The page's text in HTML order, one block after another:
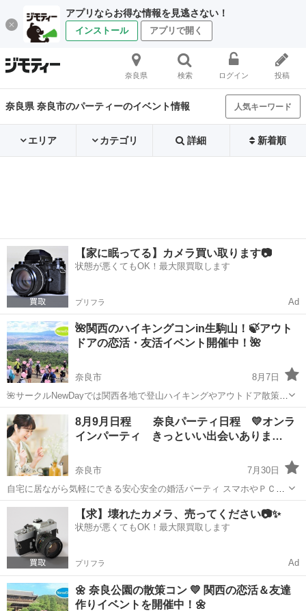
アプリならお得な情報を見逃さない！
インストール アプリで開く
奈良県 検索 ログイン 投稿
奈良県 奈良市のパーティーのイベント情報 人気キーワード
エリア カテゴリ 詳細 新着順
【家に眠ってる】カメラ買い取ります📷
状態が悪くてもOK！最大限買取します
プリフラ Ad
🌺関西のハイキングコンin生駒山！🍃アウト
ドアの恋活・友活イベント開催中！🌺
奈良市
8月7日
🌺サークルNewDayでは関西各地で登山ハイキングやアウトドア散策な
どの恋活・友達づくり趣味コンを開催中！！🍃 🌼今回は多くの登山者
に愛される生駒山で楽しくハイキングしながら、自然に恋活＆友達作
りしましょう！🍃 ...
奈良 奈良市 パーティー アウトドア
8月9月日程 奈良パーティ日程 💛オンラ
インパーティ きっといい出会いありま…
奈良市
7月30日
自宅に居ながら気軽にできる安心安全の婚活パーティ スマホやＰＣを
使いＺＯＯＭアプリをダウンロード それは参加者同士が一定の匿名性
を持ったまま会話ができる事。 ご予約お問い合わせは0736643135 又
はジモティ...
奈良 奈良市 パーティー オンライン
【求】壊れたカメラ、売ってください📷✨
状態が悪くてもOK！最大限買取します
プリフラ Ad
🌼 奈良公園の散策コン 💛 関西の恋活＆友達
作りイベントを開催中！🌼